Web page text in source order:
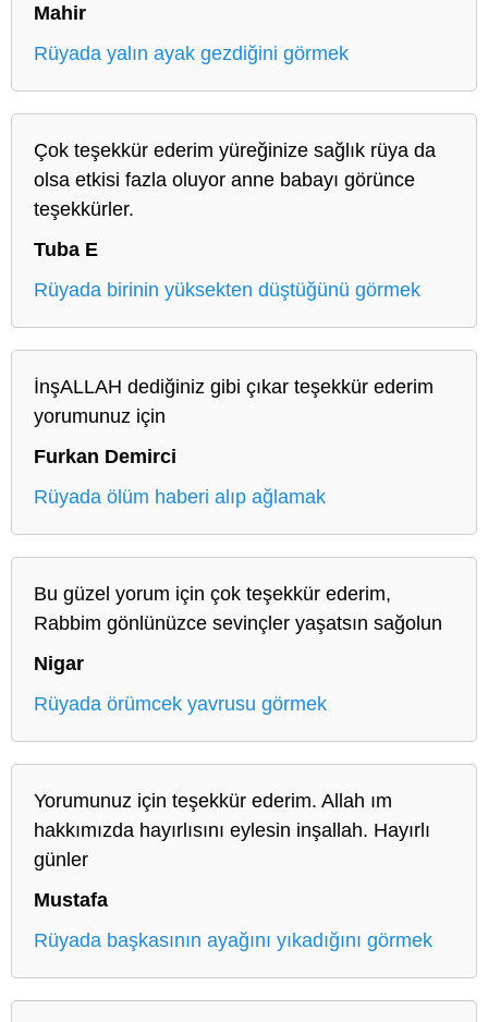
Mahir
Rüyada yalın ayak gezdiğini görmek
Çok teşekkür ederim yüreğinize sağlık rüya da
olsa etkisi fazla oluyor anne babayı görünce
teşekkürler.
Tuba E
Rüyada birinin yüksekten düştüğünü görmek
İnşALLAH dediğiniz gibi çıkar teşekkür ederim
yorumunuz için
Furkan Demirci
Rüyada ölüm haberi alıp ağlamak
Bu güzel yorum için çok teşekkür ederim,
Rabbim gönlünüzce sevinçler yaşatsın sağolun
Nigar
Rüyada örümcek yavrusu görmek
Yorumunuz için teşekkür ederim. Allah ım
hakkımızda hayırlısını eylesin inşallah. Hayırlı
günler
Mustafa
Rüyada başkasının ayağını yıkadığını görmek